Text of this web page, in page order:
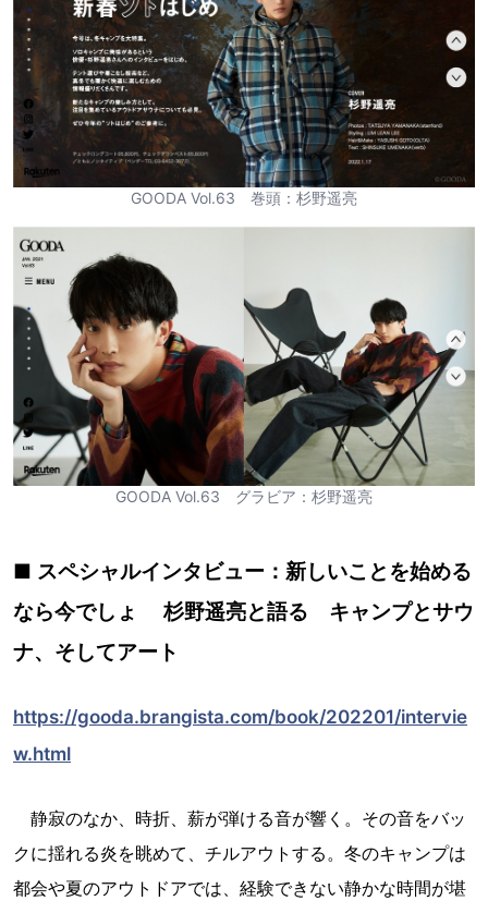
GOODA Vol.63 巻頭：杉野遥亮
GOODA Vol.63 グラビア：杉野遥亮
■ スペシャルインタビュー：新しいことを始める
なら今でしょ 杉野遥亮と語る キャンプとサウ
ナ、そしてアート
https://gooda.brangista.com/book/202201/intervie
w.html
静寂のなか、時折、薪が弾ける音が響く。その音をバッ
クに揺れる炎を眺めて、チルアウトする。冬のキャンプは
都会や夏のアウトドアでは、経験できない静かな時間が堪